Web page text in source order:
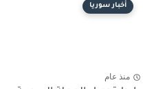
أخبار سوريا
منذ عام